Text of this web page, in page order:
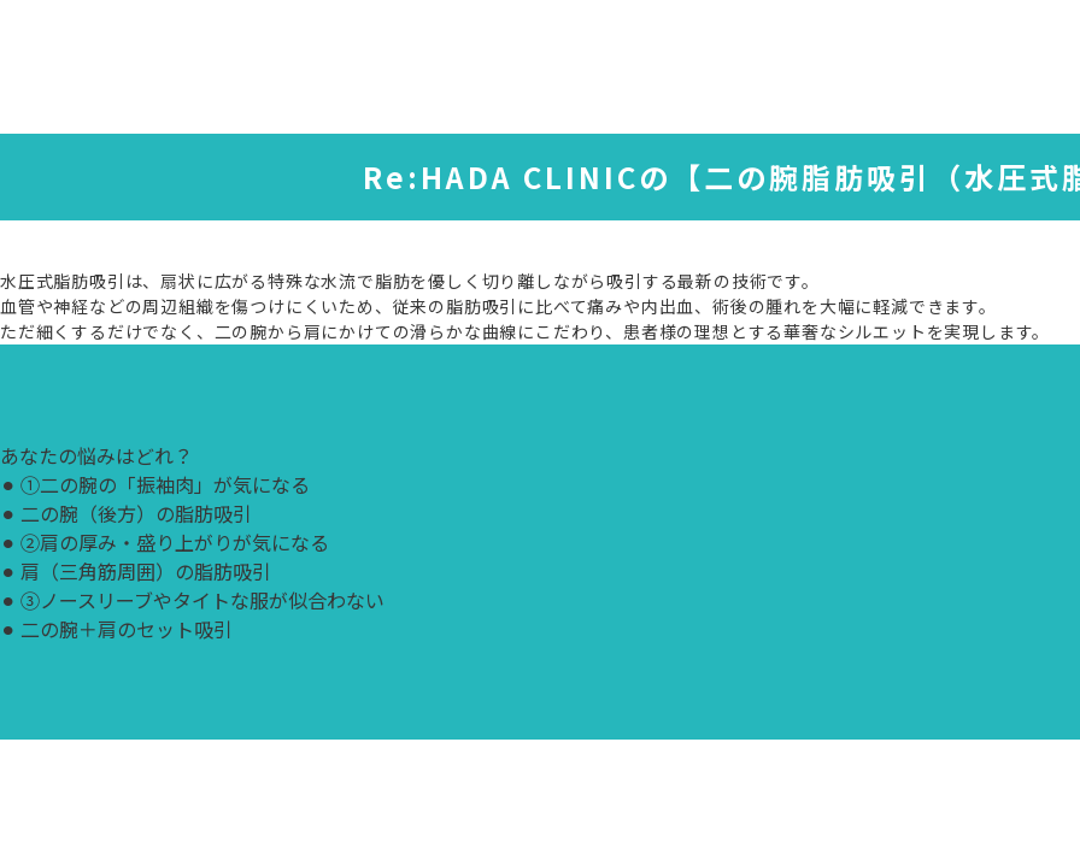
Re:HADA CLINICの 【二の腕脂肪吸引（水圧
水圧式脂肪吸引は、扇状に広がる特殊な水流で脂肪を優しく切り離しながら吸引する最新の技術です。
血管や神経などの周辺組織を傷つけにくいため、従来の脂肪吸引に比べて痛みや内出血、術後の腫れを大幅に軽減できます。
ただ細くするだけでなく、二の腕から肩にかけての滑らかな曲線にこだわり、患者様の理想とする華奢なシルエットを実現します。
あなたの悩みはどれ？
⚫︎ ①二の腕の「振袖肉」が気になる
⚫︎ 二の腕（後方）の脂肪吸引
⚫︎ ②肩の厚み・盛り上がりが気になる
⚫︎ 肩（三角筋周囲）の脂肪吸引
⚫︎ ③ノースリーブやタイトな服が似合わない
⚫︎ 二の腕＋肩のセット吸引